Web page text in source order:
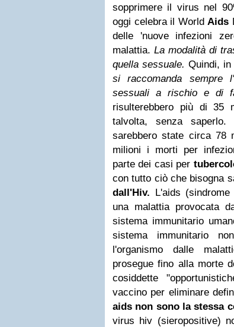
sopprimere il virus nel
oggi celebra il WorldAids
delle 'nuove infezioni
malattia. La modalità di
quella sessuale. Quindi, in
si raccomanda sempre
sessuali a rischio e di
risulterebbero più di 35
talvolta, senza saperlo.
sarebbero state circa 78
milioni i morti per
parte dei casi per
con tutto ciò che bisogna
dall'Hiv. L'aids
una malattia provocata
sistema immunitario
sistema immunitario
l'organismo dalle
prosegue fino alla morte
cosiddette
vaccino per eliminare
aids non sono la stessa
virus hiv (sieropositive)